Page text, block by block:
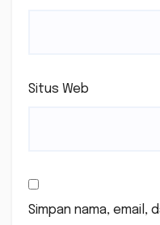
Situs Web
Simpan nama, email,